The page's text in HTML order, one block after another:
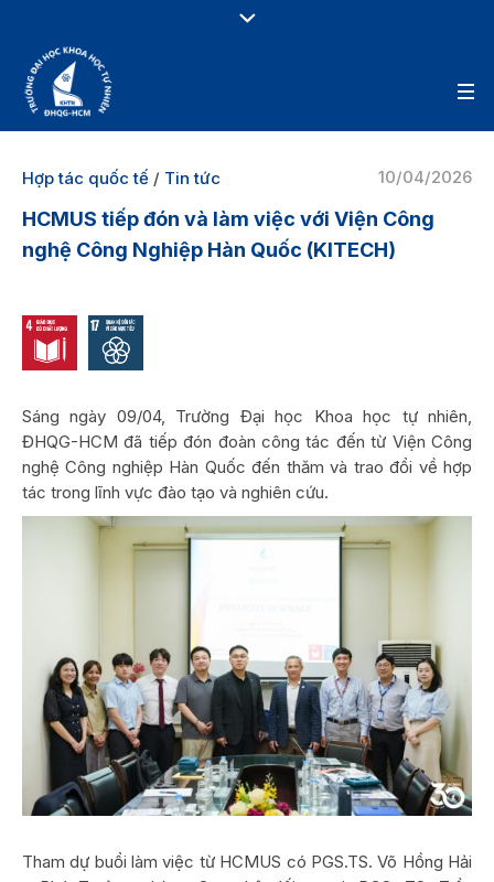
10/04/2026
Hợp tác quốc tế / Tin tức
HCMUS tiếp đón và làm việc với Viện Công
nghệ Công Nghiệp Hàn Quốc (KITECH)
Sáng ngày 09/04, Trường Đại học Khoa học tự nhiên,
ĐHQG-HCM đã tiếp đón đoàn công tác đến từ Viện Công
nghệ Công nghiệp Hàn Quốc đến thăm và trao đổi về hợp
tác trong lĩnh vực đào tạo và nghiên cứu.
Tham dự buổi làm việc từ HCMUS có PGS.TS. Võ Hồng Hải